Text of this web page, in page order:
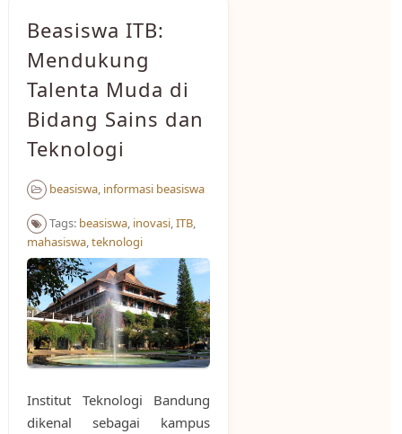
Beasiswa ITB:
Mendukung
Talenta Muda di
Bidang Sains dan
Teknologi
beasiswa, informasi beasiswa
Tags: beasiswa, inovasi,ITB,
mahasiswa,teknologi
Institut Teknologi Bandung
dikenal sebagai kampus